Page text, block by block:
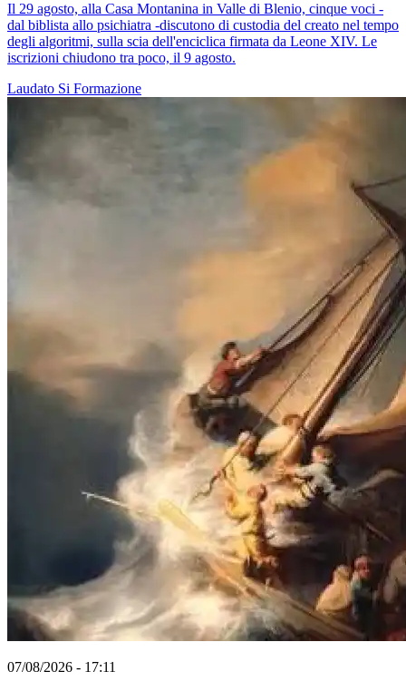
Il 29 agosto, alla Casa Montanina in Valle di Blenio, cinque voci -
dal biblista allo psichiatra -discutono di custodia del creato nel tempo
degli algoritmi, sulla scia dell'enciclica firmata da Leone XIV. Le
iscrizioni chiudono tra poco, il 9 agosto.
Laudato Si Formazione
07/08/2026 - 17:11